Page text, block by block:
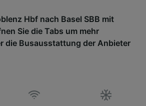
Hbf nach Basel SBB mit
Sie die Tabs um mehr
die Busausstattung der Anbieter